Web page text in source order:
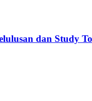
dan Study